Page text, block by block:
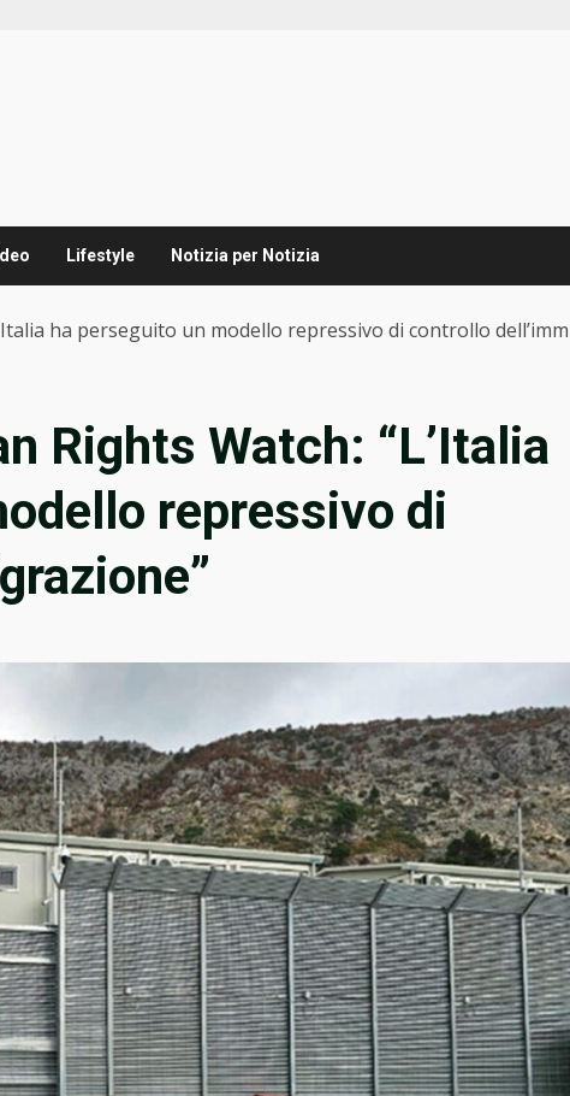
Lifestyle Notizia per Notizia
ha perseguito un modello repressivo di controllo
Rights Watch: “L’Italia
repressivo di